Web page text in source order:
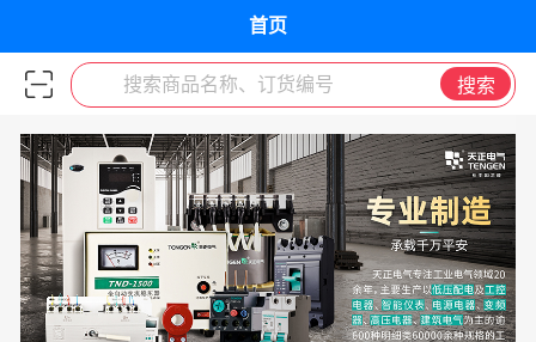
首页
搜索商品名称、订货编号 搜索